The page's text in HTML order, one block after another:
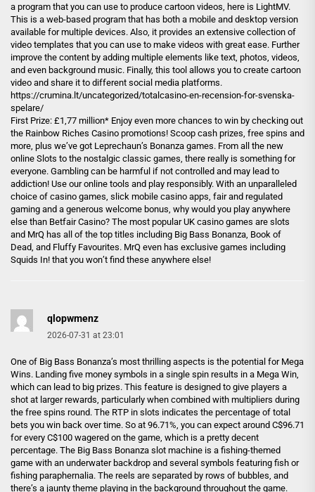
a program that you can use to produce cartoon videos, here is LightMV.
This is a web-based program that has both a mobile and desktop version
available for multiple devices. Also, it provides an extensive collection of
video templates that you can use to make videos with great ease. Further
improve the content by adding multiple elements like text, photos, videos,
and even background music. Finally, this tool allows you to create cartoon
video and share it to different social media platforms.
https://crumina.lt/uncategorized/totalcasino-en-recension-for-svenska-
spelare/
First Prize: £1,77 million* Enjoy even more chances to win by checking out
the Rainbow Riches Casino promotions! Scoop cash prizes, free spins and
more, plus we’ve got Leprechaun’s Bonanza games. From all the new
online Slots to the nostalgic classic games, there really is something for
everyone. Gambling can be harmful if not controlled and may lead to
addiction! Use our online tools and play responsibly. With an unparalleled
choice of casino games, slick mobile casino apps, fair and regulated
gaming and a generous welcome bonus, why would you play anywhere
else than Betfair Casino? The most popular UK casino games are slots
and MrQ has all of the top titles including Big Bass Bonanza, Book of
Dead, and Fluffy Favourites. MrQ even has exclusive games including
Squids In! that you won’t find these anywhere else!
qlopwmenz
2026-07-31 at 23:01
One of Big Bass Bonanza’s most thrilling aspects is the potential for Mega
Wins. Landing five money symbols in a single spin results in a Mega Win,
which can lead to big prizes. This feature is designed to give players a
shot at larger rewards, particularly when combined with multipliers during
the free spins round. The RTP in slots indicates the percentage of total
bets you win back over time. So at 96.71%, you can expect around C$96.71
for every C$100 wagered on the game, which is a pretty decent
percentage. The Big Bass Bonanza slot machine is a fishing-themed
game with an underwater backdrop and several symbols featuring fish or
fishing paraphernalia. The reels are separated by rows of bubbles, and
there’s a jaunty theme playing in the background throughout the game.